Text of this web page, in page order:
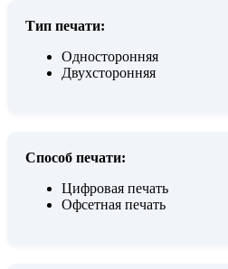
Тип печати:
Односторонняя
Двухсторонняя
Способ печати:
Цифровая печать
Офсетная печать